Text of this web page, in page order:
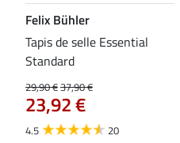
Felix Bühler
Tapis de selle Essential
Standard
29,90 €37,90 €
23,92 €
4.5 20